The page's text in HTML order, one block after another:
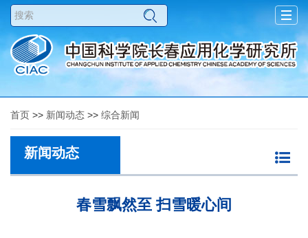
首页 >> 新闻动态 >> 综合新闻
新闻动态
春雪飘然至 扫雪暖心间